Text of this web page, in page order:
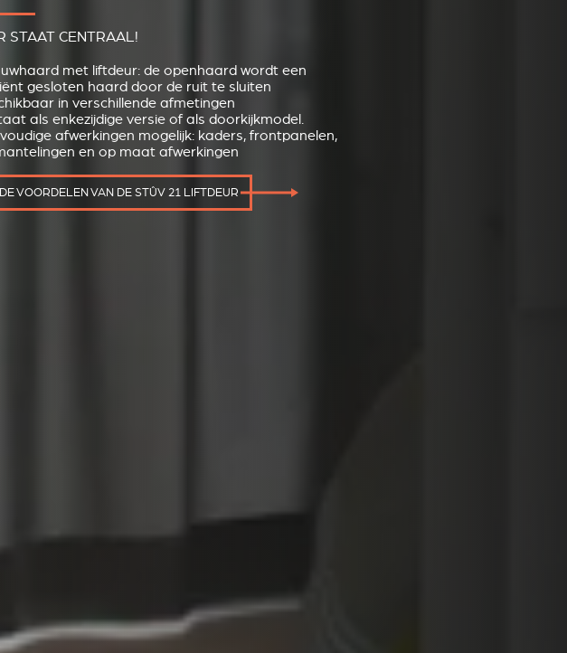
STAAT CENTRAAL!
met liftdeur: de openhaard wordt een
gesloten haard door de ruit te sluiten
in verschillende afmetingen
als enkezijdige versie of als doorkijkmodel.
afwerkingen mogelijk: kaders, frontpanelen,
en op maat afwerkingen
VOORDELEN VAN DE STÛV 21 LIFTDEUR